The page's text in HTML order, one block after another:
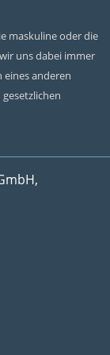
maskuline oder die
uns dabei immer
eines anderen